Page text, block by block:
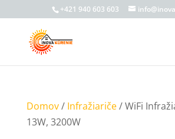
+421 940 603 603
Domov/ Infražiariče/ WiFi
13W, 3200W